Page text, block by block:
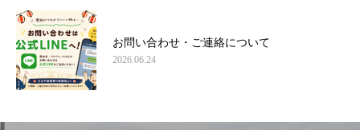
お問い合わせ・ご連絡について
2026.06.24